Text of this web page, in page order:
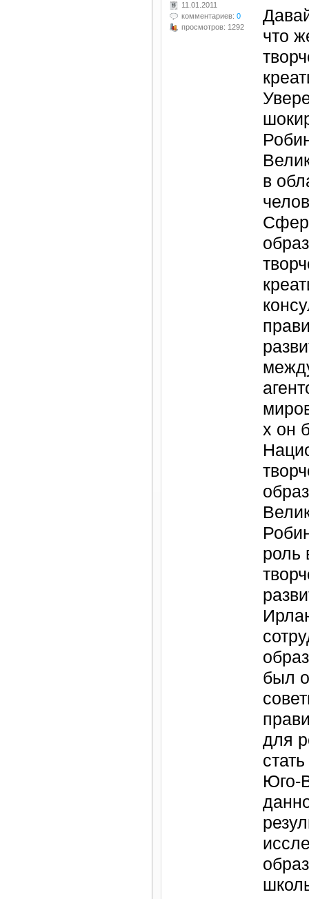
11.01.2011
комментариев: 0
просмотров: 1292
что
в
х он
роль
был
для
Юго-